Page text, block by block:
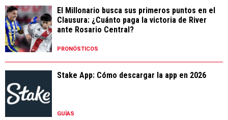
El Millonario busca sus primeros puntos en el
Clausura: ¿Cuánto paga la victoria de River
ante Rosario Central?
PRONÓSTICOS
Stake App: Cómo descargar la app en 2026
GUÍAS